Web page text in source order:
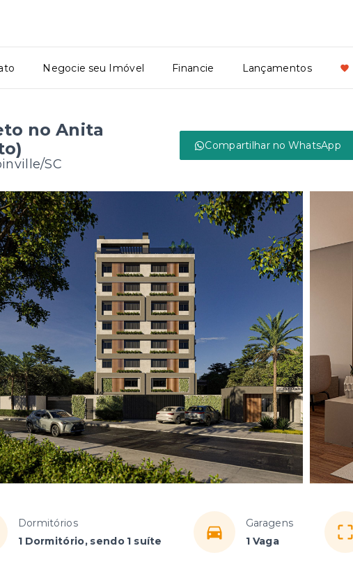
Negocie seu Imóvel Financie Lançamentos
no Anita
SC
Compartilhar no WhatsApp
Dormitórios
1 Dormitório, sendo 1 suíte
Garagens
1 Vaga